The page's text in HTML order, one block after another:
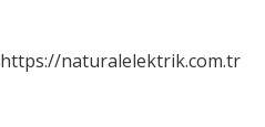
https://naturalelektrik.com.tr